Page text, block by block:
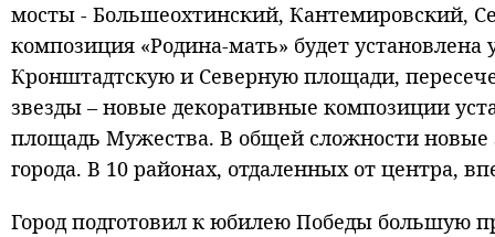
мосты - Большеохтинский, Кантемировский,
композиция «Родина-мать» будет установлена
Кронштадтскую и Северную площади,
звезды – новые декоративные композиции
площадь Мужества. В общей сложности новые
города. В 10 районах, отдаленных от центра,
Город подготовил к юбилею Победы большую